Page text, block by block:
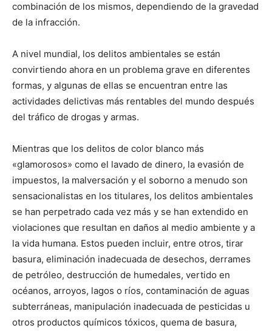
combinación de los mismos, dependiendo de la gravedad
de la infracción.
A nivel mundial, los delitos ambientales se están
convirtiendo ahora en un problema grave en diferentes
formas, y algunas de ellas se encuentran entre las
actividades delictivas más rentables del mundo después
del tráfico de drogas y armas.
Mientras que los delitos de color blanco más
«glamorosos» como el lavado de dinero, la evasión de
impuestos, la malversación y el soborno a menudo son
sensacionalistas en los titulares, los delitos ambientales
se han perpetrado cada vez más y se han extendido en
violaciones que resultan en daños al medio ambiente y a
la vida humana. Estos pueden incluir, entre otros, tirar
basura, eliminación inadecuada de desechos, derrames
de petróleo, destrucción de humedales, vertido en
océanos, arroyos, lagos o ríos, contaminación de aguas
subterráneas, manipulación inadecuada de pesticidas u
otros productos químicos tóxicos, quema de basura,